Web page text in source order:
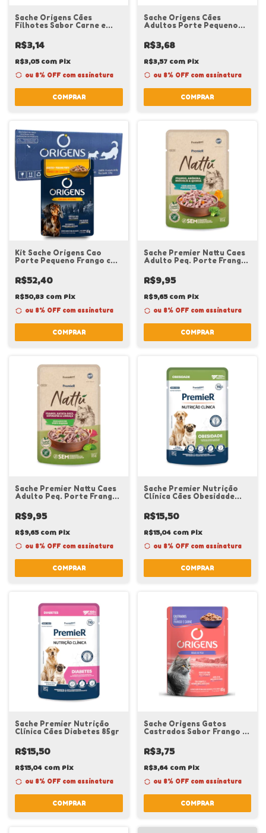
Sache Origens Cães
Filhotes Sabor Carne e
85g
R$3,14
R$3,05com Pix
ou 8% OFF com assinatura
COMPRAR
Sache Origens Cães
Adultos Porte Pequeno
85g
R$3,68
R$3,57 com Pix
ou 8% OFF com assinatura
COMPRAR
Kit Sache Origens Cao
Porte Pequeno Frango com
R$52,40
R$50,83 com Pix
ou 8% OFF com assinatura
COMPRAR
Sache Premier Nattu Caes
Adulto Peq. Porte Frango
R$9,95
R$9,65com Pix
ou 8% OFF com assinatura
COMPRAR
Sache Premier Nattu Caes
Adulto Peq. Porte Frango
R$9,95
R$9,65com Pix
ou 8% OFF com assinatura
COMPRAR
Sache Premier Nutrição
Clínica Cães Obesidade
R$15,50
R$15,04 com Pix
ou 8% OFF com assinatura
COMPRAR
Sache Premier Nutrição
Clínica Cães Diabetes 85gr
R$15,50
R$15,04 com Pix
ou 8% OFF com assinatura
COMPRAR
Sache Origens Gatos
Castrados Sabor Frango e
R$3,75
R$3,64 com Pix
ou 8% OFF com assinatura
COMPRAR